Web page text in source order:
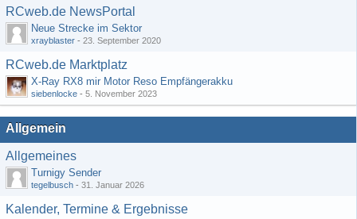
RCweb.de NewsPortal
Neue Strecke im Sektor
xrayblaster - 23. September 2020
RCweb.de Marktplatz
X-Ray RX8 mir Motor Reso Empfängerakku
siebenlocke - 5. November 2023
Allgemein
Allgemeines
Turnigy Sender
tegelbusch - 31. Januar 2026
Kalender, Termine & Ergebnisse